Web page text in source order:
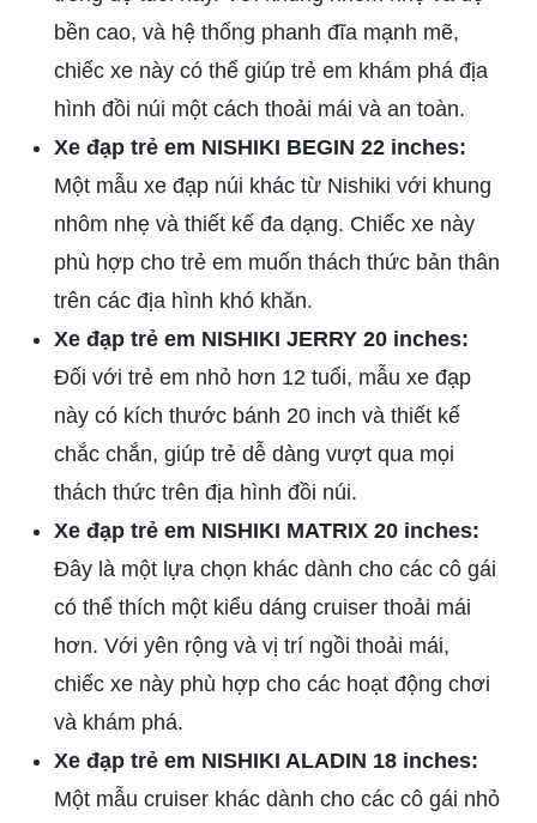
bền cao, và hệ thống phanh đĩa mạnh mẽ,
chiếc xe này có thể giúp trẻ em khám phá địa
hình đồi núi một cách thoải mái và an toàn.
Xe đạp trẻ em NISHIKI BEGIN 22 inches:
Một mẫu xe đạp núi khác từ Nishiki với khung
nhôm nhẹ và thiết kế đa dạng. Chiếc xe này
phù hợp cho trẻ em muốn thách thức bản thân
trên các địa hình khó khăn.
Xe đạp trẻ em NISHIKI JERRY 20 inches:
Đối với trẻ em nhỏ hơn 12 tuổi, mẫu xe đạp
này có kích thước bánh 20 inch và thiết kế
chắc chắn, giúp trẻ dễ dàng vượt qua mọi
thách thức trên địa hình đồi núi.
Xe đạp trẻ em NISHIKI MATRIX 20 inches:
Đây là một lựa chọn khác dành cho các cô gái
có thể thích một kiểu dáng cruiser thoải mái
hơn. Với yên rộng và vị trí ngồi thoải mái,
chiếc xe này phù hợp cho các hoạt động chơi
và khám phá.
Xe đạp trẻ em NISHIKI ALADIN 18 inches:
Một mẫu cruiser khác dành cho các cô gái nhỏ